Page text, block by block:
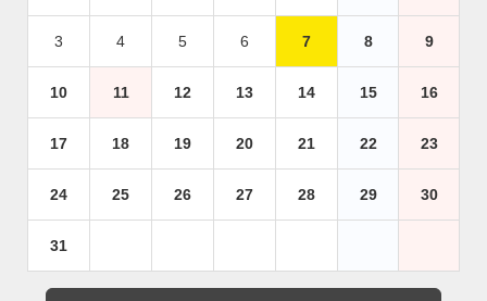
3 4 5 6 7 8 9
10 11 12 13 14 15 16
17 18 19 20 21 22 23
24 25 26 27 28 29 30
31